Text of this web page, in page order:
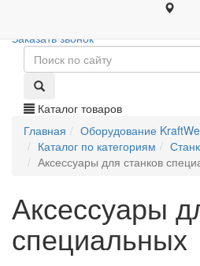
+7
Заказать звонок
Каталог товаров
Главная
Оборудование
Каталог по категориям
Аксессуары для станков
Аксессуары
специальных